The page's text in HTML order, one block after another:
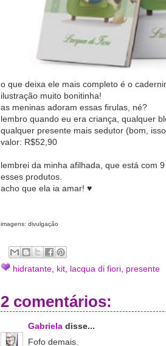
o que deixa ele mais completo é o
ilustração muito bonitinha!
as meninas adoram essas firulas, né?
lembro quando eu era criança, qualquer
qualquer presente mais sedutor (bom,
valor: R$52,90
lembrei da minha afilhada, que está com
esses produtos.
acho que ela ia amar! ♥
imagens: divulgação
hidratante kit lacqua di fiori presente
2 comentários:
Gabriela disse...
Fofo demais.